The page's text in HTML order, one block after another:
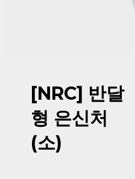
[NRC] 반달
형 은신처
(소)